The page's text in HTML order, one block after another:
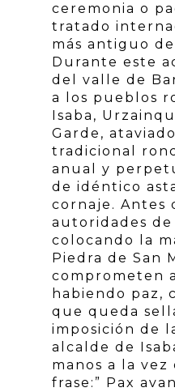
ceremonia o
tratado
más antiguo
Durante este
del valle de
a los pueblos
Isaba,
Garde,
tradicional
anual y
de idéntico
cornaje. Antes
autoridades de
colocando la
Piedra de San
comprometen
habiendo paz,
que queda
imposición de
alcalde de
manos a la
frase:” Pax